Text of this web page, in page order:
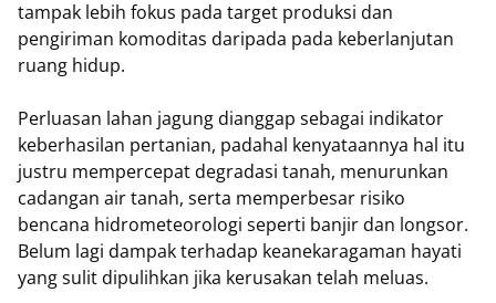
tampak lebih fokus pada target produksi dan
pengiriman komoditas daripada pada keberlanjutan
ruang hidup.
Perluasan lahan jagung dianggap sebagai indikator
keberhasilan pertanian, padahal kenyataannya hal itu
justru mempercepat degradasi tanah, menurunkan
cadangan air tanah, serta memperbesar risiko
bencana hidrometeorologi seperti banjir dan longsor.
Belum lagi dampak terhadap keanekaragaman hayati
yang sulit dipulihkan jika kerusakan telah meluas.